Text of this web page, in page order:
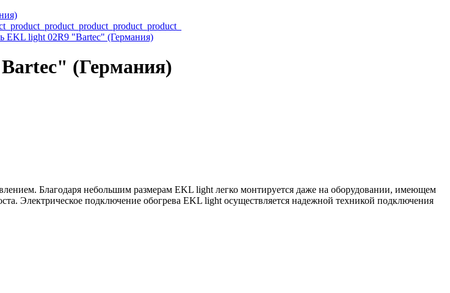
(Германия)
Благодаря небольшим размерам EKL light легко монтируется даже на оборудовании, имеющем
Электрическое подключение обогрева EKL light осуществляется надежной техникой подключения